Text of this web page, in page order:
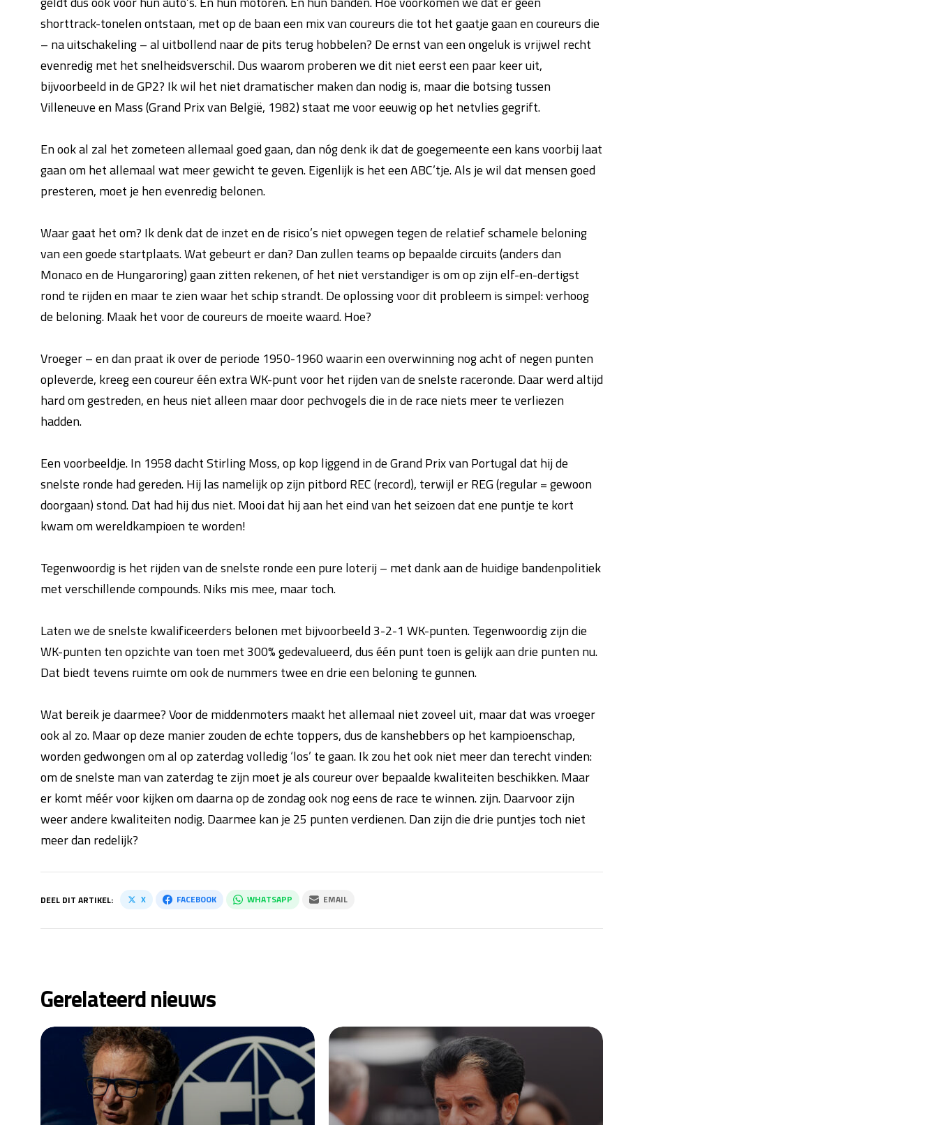
shorttrack-tonelen ontstaan, met op de baan een mix van coureurs die tot het gaatje gaan en coureurs die
– na uitschakeling – al uitbollend naar de pits terug hobbelen? De ernst van een ongeluk is vrijwel recht
evenredig met het snelheidsverschil. Dus waarom proberen we dit niet eerst een paar keer uit,
bijvoorbeeld in de GP2? Ik wil het niet dramatischer maken dan nodig is, maar die botsing tussen
Villeneuve en Mass (Grand Prix van België, 1982) staat me voor eeuwig op het netvlies gegrift.
En ook al zal het zometeen allemaal goed gaan, dan nóg denk ik dat de goegemeente een kans voorbij laat
gaan om het allemaal wat meer gewicht te geven. Eigenlijk is het een ABC’tje. Als je wil dat mensen goed
presteren, moet je hen evenredig belonen.
Waar gaat het om? Ik denk dat de inzet en de risico’s niet opwegen tegen de relatief schamele beloning
van een goede startplaats. Wat gebeurt er dan? Dan zullen teams op bepaalde circuits (anders dan
Monaco en de Hungaroring) gaan zitten rekenen, of het niet verstandiger is om op zijn elf-en-dertigst
rond te rijden en maar te zien waar het schip strandt. De oplossing voor dit probleem is simpel: verhoog
de beloning. Maak het voor de coureurs de moeite waard. Hoe?
Vroeger – en dan praat ik over de periode 1950-1960 waarin een overwinning nog acht of negen punten
opleverde, kreeg een coureur één extra WK-punt voor het rijden van de snelste raceronde. Daar werd altijd
hard om gestreden, en heus niet alleen maar door pechvogels die in de race niets meer te verliezen
hadden.
Een voorbeeldje. In 1958 dacht Stirling Moss, op kop liggend in de Grand Prix van Portugal dat hij de
snelste ronde had gereden. Hij las namelijk op zijn pitbord REC (record), terwijl er REG (regular = gewoon
doorgaan) stond. Dat had hij dus niet. Mooi dat hij aan het eind van het seizoen dat ene puntje te kort
kwam om wereldkampioen te worden!
Tegenwoordig is het rijden van de snelste ronde een pure loterij – met dank aan de huidige bandenpolitiek
met verschillende compounds. Niks mis mee, maar toch.
Laten we de snelste kwalificeerders belonen met bijvoorbeeld 3-2-1 WK-punten. Tegenwoordig zijn die
WK-punten ten opzichte van toen met 300% gedevalueerd, dus één punt toen is gelijk aan drie punten nu.
Dat biedt tevens ruimte om ook de nummers twee en drie een beloning te gunnen.
Wat bereik je daarmee? Voor de middenmoters maakt het allemaal niet zoveel uit, maar dat was vroeger
ook al zo. Maar op deze manier zouden de echte toppers, dus de kanshebbers op het kampioenschap,
worden gedwongen om al op zaterdag volledig ‘los’ te gaan. Ik zou het ook niet meer dan terecht vinden:
om de snelste man van zaterdag te zijn moet je als coureur over bepaalde kwaliteiten beschikken. Maar
er komt méér voor kijken om daarna op de zondag ook nog eens de race te winnen. zijn. Daarvoor zijn
weer andere kwaliteiten nodig. Daarmee kan je 25 punten verdienen. Dan zijn die drie puntjes toch niet
meer dan redelijk?
DEEL DIT ARTIKEL: X FACEBOOK WHATSAPP EMAIL
Gerelateerd nieuws